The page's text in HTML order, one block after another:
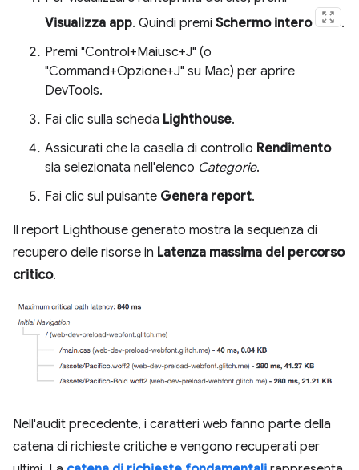
Visualizza app. Quindi premi Schermo intero
.
Premi "Control+Maiusc+J" (o
"Command+Opzione+J" su Mac) per aprire
DevTools.
Fai clic sulla scheda Lighthouse.
Assicurati che la casella di controllo Rendimento
sia selezionata nell'elenco Categorie.
Fai clic sul pulsante Genera report.
Il report Lighthouse generato mostra la sequenza di
recupero delle risorse in Latenza massima del percorso
critico.
Nell'audit precedente, i caratteri web fanno parte della
catena di richieste critiche e vengono recuperati per